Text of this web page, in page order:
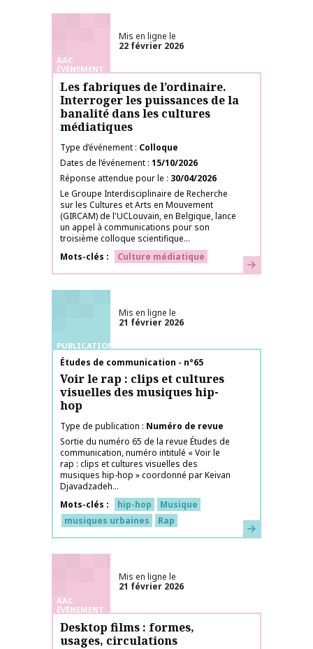
AAC
ÉVÉNEMENT
Mis en ligne le
22 février 2026
Les fabriques de l’ordinaire.
Interroger les puissances de la
banalité dans les cultures
médiatiques
Type d’événement Colloque
Dates de l’événement 15/10/2026
Réponse attendue pour le
30/04/2026
Le Groupe Interdisciplinaire de Recherche
sur les Cultures et Arts en Mouvement
(GIRCAM) de l'UCLouvain, en Belgique, lance
un appel à communications pour son
troisième colloque scientifique...
Mots-clés
Culture médiatique En savoir plus
PUBLICATIONS
Mis en ligne le
21 février 2026
Nom de la publication
Études de communication - n°65
Voir le rap : clips et cultures
visuelles des musiques hip-
hop
Type de publication
Numéro de revue
Sortie du numéro 65 de la revue Études de
communication, numéro intitulé « Voir le
rap : clips et cultures visuelles des
musiques hip-hop » coordonné par Keivan
Djavadzadeh...
Mots-clés
hip-hop
Musique
musiques urbaines
Rap En savoir plus
AAC
ÉVÉNEMENT
Mis en ligne le
21 février 2026
Desktop films : formes,
usages, circulations